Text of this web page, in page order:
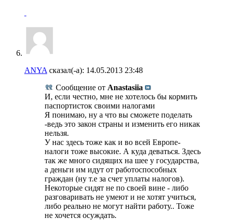
ANYA сказал(-а): 14.05.2013 23:48
Сообщение от Anastasiia
И, если честно, мне не хотелось бы кормить
паспортисток своими налогами
Я понимаю, ну а что вы сможете поделать
-ведь это закон страны и изменить его никак
нельзя.
У нас здесь тоже как и во всей Европе-
налоги тоже высокие. А куда деваться. Здесь
так же много сидящих на шее у государства,
а деньги им идут от работоспособных
граждан (ну т.е за счет уплаты налогов).
Некоторые сидят не по своей вине - либо
разговаривать не умеют и не хотят учиться,
либо реально не могут найти работу.. Тоже
не хочется осуждать.